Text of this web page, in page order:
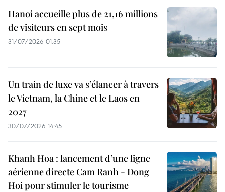
Hanoi accueille plus de 21,16 millions
de visiteurs en sept mois ​
31/07/2026 01:35
Un train de luxe va s’élancer à travers
le Vietnam, la Chine et le Laos en
2027
30/07/2026 14:45
Khanh Hoa : lancement d’une ligne
aérienne directe Cam Ranh - Dong
Hoi pour stimuler le tourisme